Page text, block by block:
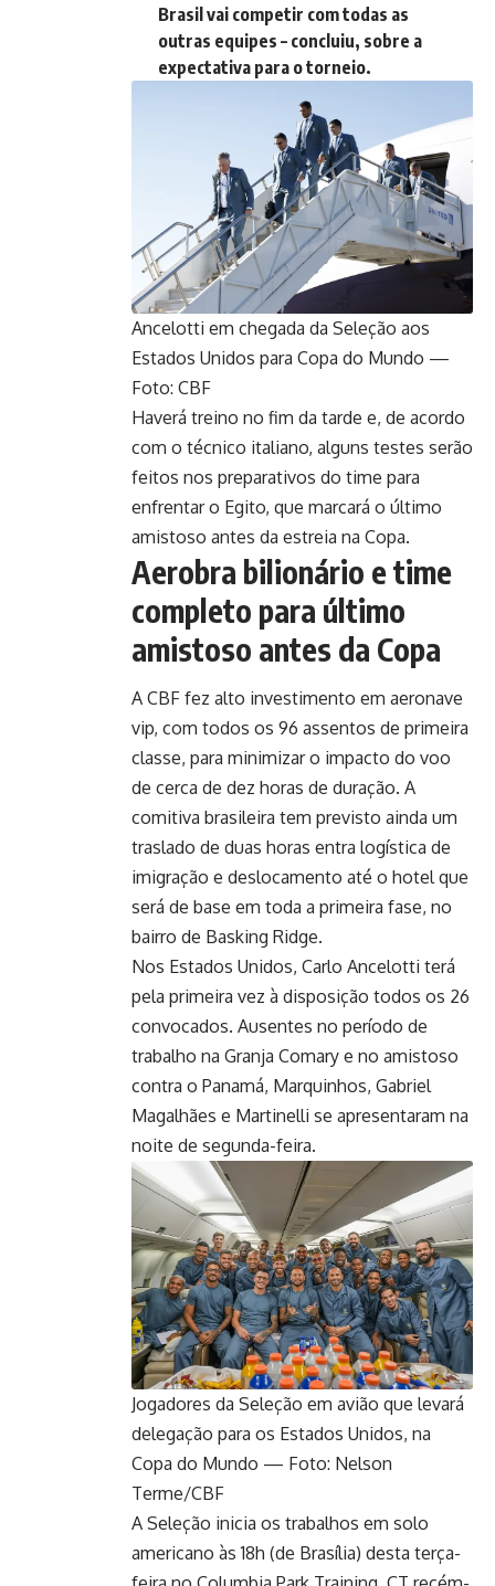
Brasil vai competir com todas as
outras equipes – concluiu, sobre a
expectativa para o torneio.
Ancelotti em chegada da Seleção aos
Estados Unidos para Copa do Mundo —
Foto: CBF
Haverá treino no fim da tarde e, de acordo
com o técnico italiano, alguns testes serão
feitos nos preparativos do time para
enfrentar o Egito, que marcará o último
amistoso antes da estreia na Copa.
Aerobra bilionário e time
completo para último
amistoso antes da Copa
A CBF fez alto investimento em aeronave
vip, com todos os 96 assentos de primeira
classe, para minimizar o impacto do voo
de cerca de dez horas de duração. A
comitiva brasileira tem previsto ainda um
traslado de duas horas entra logística de
imigração e deslocamento até o hotel que
será de base em toda a primeira fase, no
bairro de Basking Ridge.
Nos Estados Unidos, Carlo Ancelotti terá
pela primeira vez à disposição todos os 26
convocados. Ausentes no período de
trabalho na Granja Comary e no amistoso
contra o Panamá, Marquinhos, Gabriel
Magalhães e Martinelli se apresentaram na
noite de segunda-feira.
Jogadores da Seleção em avião que levará
delegação para os Estados Unidos, na
Copa do Mundo — Foto: Nelson
Terme/CBF
A Seleção inicia os trabalhos em solo
americano às 18h (de Brasília) desta terça-